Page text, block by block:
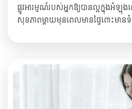
ផ្លូវអារម្មណ៍របស់អ្នកឱ្យបានល្អក្នុងអំ
សុខភាពម្ដាយមុនពេលមានផ្ទៃពោះមា
មុនពេលមានផ្ទៃពោះស្ត្រីគួរតែ ទទួលទា